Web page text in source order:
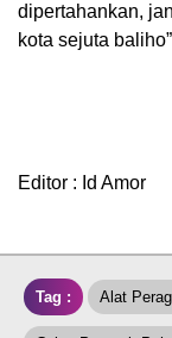
dipertahankan,
kota sejuta
Editor : Id Amor
Tag : Alat